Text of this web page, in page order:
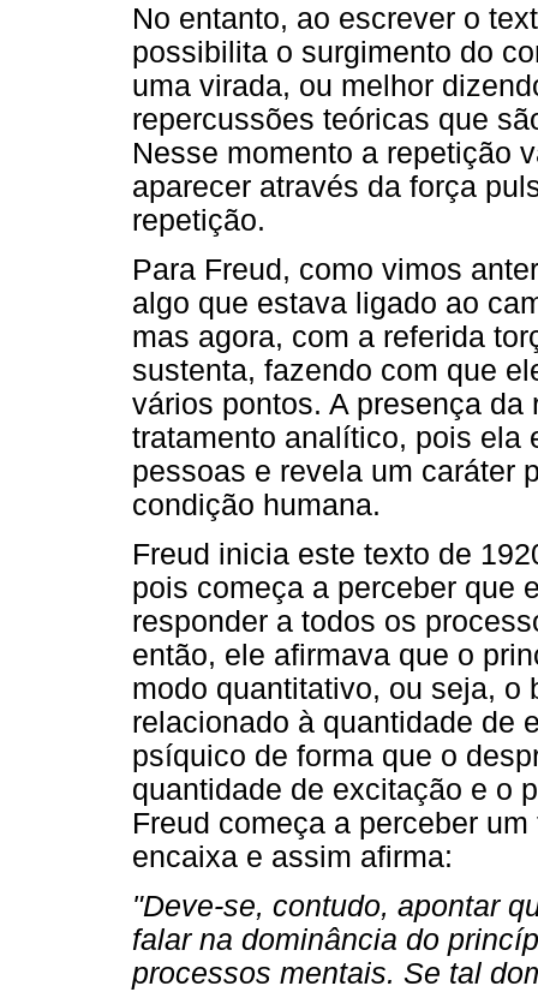
No entanto, ao escrever o
possibilita o surgimento do
uma virada, ou melhor
repercussões teóricas que
Nesse momento a repetição
aparecer através da força
repetição.
Para Freud, como vimos
algo que estava ligado ao
mas agora, com a referida
sustenta, fazendo com que
vários pontos. A presença
tratamento analítico, pois ela
pessoas e revela um caráter
condição humana.
Freud inicia este texto de
pois começa a perceber que
responder a todos os
então, ele afirmava que o
modo quantitativo, ou seja, o
relacionado à quantidade de
psíquico de forma que o
quantidade de excitação e o
Freud começa a perceber
encaixa e assim afirma:
"Deve-se, contudo, apontar
falar na dominância do
processos mentais. Se tal